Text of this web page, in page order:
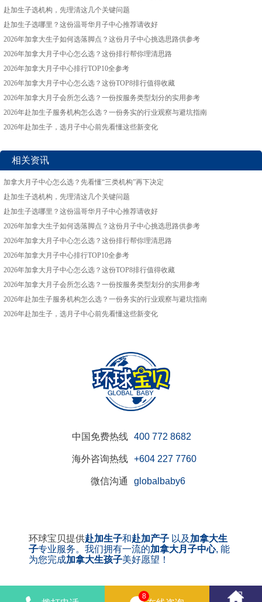
赴加生子选机构，先理清这几个关键问题
赴加生子选哪里？这份温哥华月子中心推荐请收好
2026年加拿大生子如何选落脚点？这份月子中心挑选思路供参考
2026年加拿大月子中心怎么选？这份排行帮你理清思路
2026年加拿大月子中心排行TOP10全参考
2026年加拿大月子中心怎么选？这份TOP8排行值得收藏
2026年加拿大月子会所怎么选？一份按服务类型划分的实用参考
2026年赴加生子服务机构怎么选？一份务实的行业观察与避坑指南
2026年赴加生子，选月子中心前先看懂这些新变化
相关资讯
加拿大月子中心怎么选？先看懂“三类机构”再下决定
赴加生子选机构，先理清这几个关键问题
赴加生子选哪里？这份温哥华月子中心推荐请收好
2026年加拿大生子如何选落脚点？这份月子中心挑选思路供参考
2026年加拿大月子中心怎么选？这份排行帮你理清思路
2026年加拿大月子中心排行TOP10全参考
2026年加拿大月子中心怎么选？这份TOP8排行值得收藏
2026年加拿大月子会所怎么选？一份按服务类型划分的实用参考
2026年赴加生子服务机构怎么选？一份务实的行业观察与避坑指南
2026年赴加生子，选月子中心前先看懂这些新变化
8
中国免费热线 400 772 8682
海外咨询热线 +604 227 7760
微信沟通 globalbaby6
环球宝贝提供赴加生子和赴加产子 以及 加拿大生
子专业服务。我们拥有一流的加拿大月子中心, 能
为您完成加拿大生孩子美好愿望！